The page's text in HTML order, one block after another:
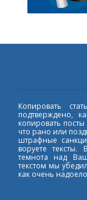
Копировать
подтверждено,
копировать
что рано или
штрафные
воруете
темнота над
текстом мы
как очень